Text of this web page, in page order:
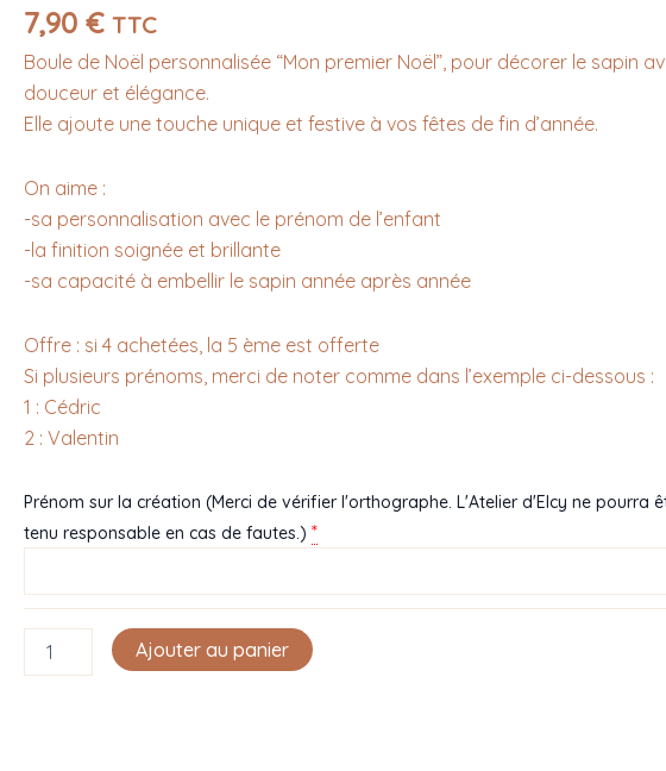
7,90 € TTC
Boule de Noël personnalisée “Mon premier Noël”, pour décorer le sapin
douceur et élégance.
Elle ajoute une touche unique et festive à vos fêtes de fin d’année.
On aime :
-sa personnalisation avec le prénom de l’enfant
-la finition soignée et brillante
-sa capacité à embellir le sapin année après année
Offre : si 4 achetées, la 5 ème est offerte
Si plusieurs prénoms, merci de noter comme dans l’exemple ci-dessous :
1 : Cédric
2 : Valentin
Prénom sur la création (Merci de vérifier l'orthographe. L'Atelier d'Elcy ne pourra
tenu responsable en cas de fautes.) *
8
cm
Ajouter au panier